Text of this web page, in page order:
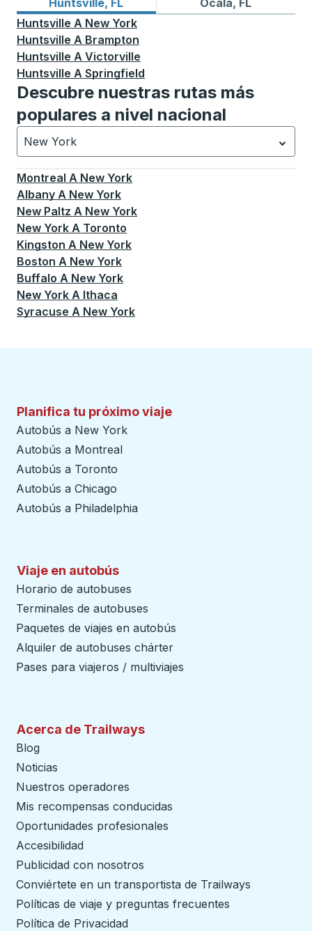
Huntsville, FL
Ocala, FL
Huntsville A New York
Huntsville A Brampton
Huntsville A Victorville
Huntsville A Springfield
Descubre nuestras rutas más
populares a nivel nacional
New York
Currently selected: New York.La selección está
Montreal A New York
Albany A New York
New Paltz A New York
New York A Toronto
Kingston A New York
Boston A New York
Buffalo A New York
New York A Ithaca
Syracuse A New York
Planifica tu próximo viaje
Autobús a New York
Autobús a Montreal
Autobús a Toronto
Autobús a Chicago
Autobús a Philadelphia
Viaje en autobús
Horario de autobuses
Terminales de autobuses
Paquetes de viajes en autobús
Alquiler de autobuses chárter
Pases para viajeros / multiviajes
Acerca de Trailways
Blog
Noticias
Nuestros operadores
Mis recompensas conducidas
Oportunidades profesionales
Accesibilidad
Publicidad con nosotros
Conviértete en un transportista de Trailways
Políticas de viaje y preguntas frecuentes
Política de Privacidad